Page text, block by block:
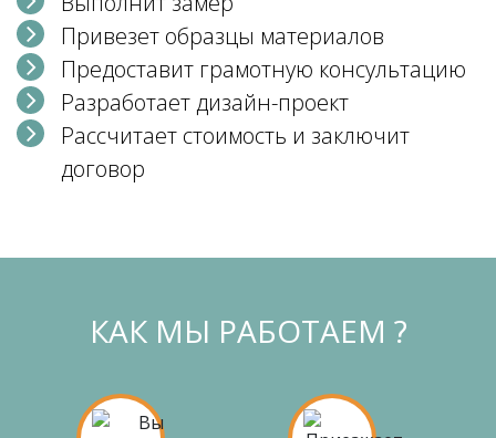
Привезет образцы материалов
Предоставит грамотную консультацию
Разработает дизайн-проект
Рассчитает стоимость и заключит
договор
КАК МЫ РАБОТАЕМ ?